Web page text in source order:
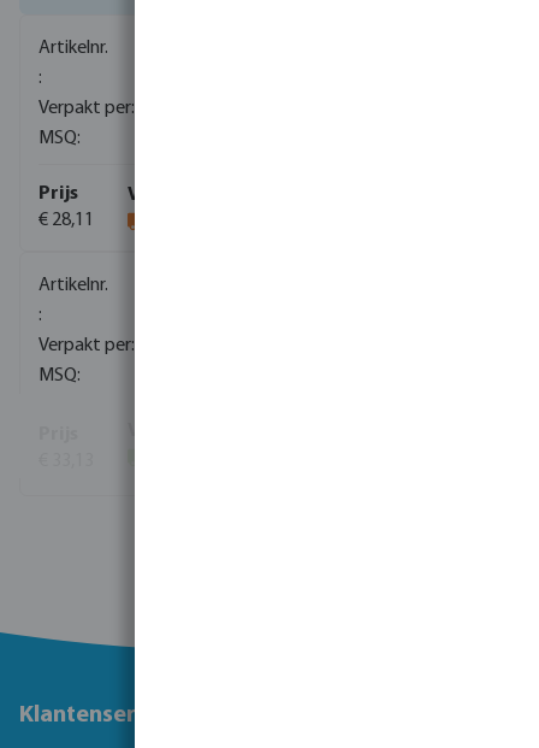
€ 28,11
Klantenservice